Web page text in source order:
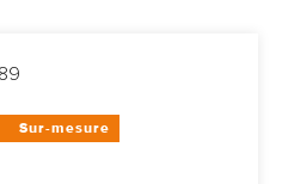
Sur-mesure